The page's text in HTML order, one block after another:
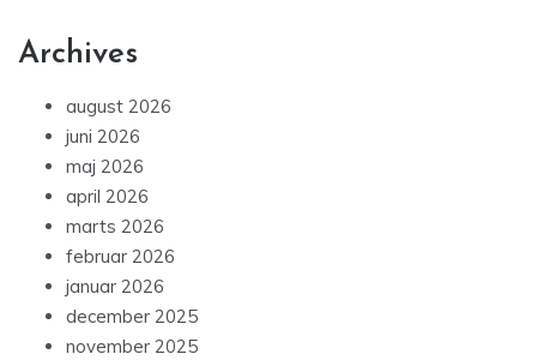
Archives
august 2026
juni 2026
maj 2026
april 2026
marts 2026
februar 2026
januar 2026
december 2025
november 2025